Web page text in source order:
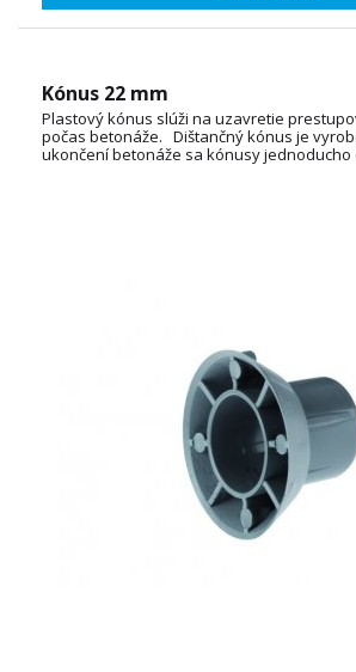
Kónus 22 mm
Plastový kónus slúži na uzavretie
počas betonáže. Dištančný kónus je
ukončení betonáže sa kónusy jednoducho